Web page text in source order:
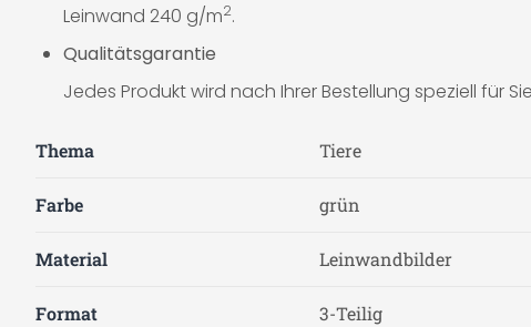
Leinwand 240 g/m2.
Qualitätsgarantie
Jedes Produkt wird nach Ihrer Bestellung speziell für
Thema Tiere
Farbe grün
Material Leinwandbilder
Format 3-Teilig